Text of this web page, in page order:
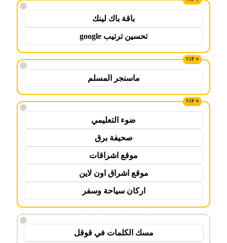
!
باقة باك لينك
تحسين ترتيب google
!
ماسنجر المسلم
!
ضوء التعليمي
صحيفة برق
موقع اشراقات
موقع اشراق اون لاين
اركان سياحة وسفر
!
مسك الكلمات في قوقل